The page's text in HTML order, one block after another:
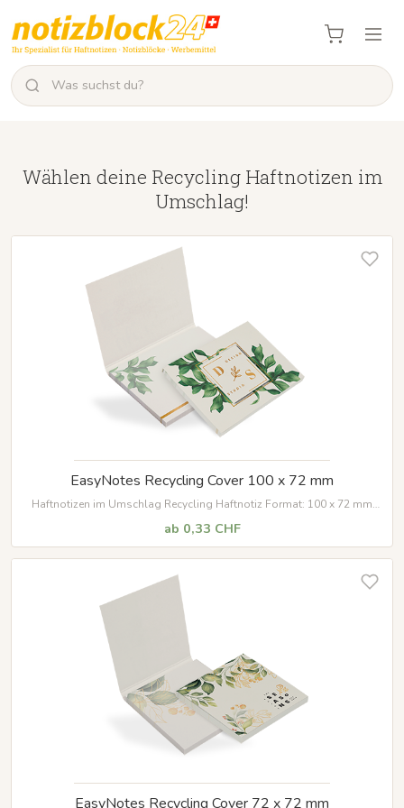
Wählen deine Recycling Haftnotizen im
Umschlag!
EasyNotes Recycling Cover 100 x 72 mm
Haftnotizen im Umschlag Recycling Haftnotiz Format: 100 x 72 mm
152 mm offen
ab 0,33 CHF
EasyNotes Recycling Cover 72 x 72 mm